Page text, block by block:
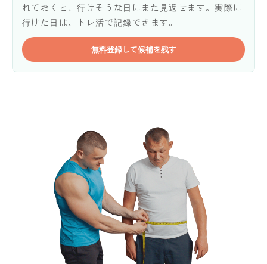
れておくと、行けそうな日にまた見返せます。実際に
行けた日は、トレ活で記録できます。
無料登録して候補を残す